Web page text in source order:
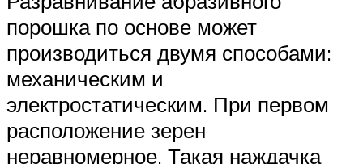
порошка по основе может
производиться двумя способами:
механическим и
электростатическим. При первом
расположение зерен
неравномерное. Такая наждачка